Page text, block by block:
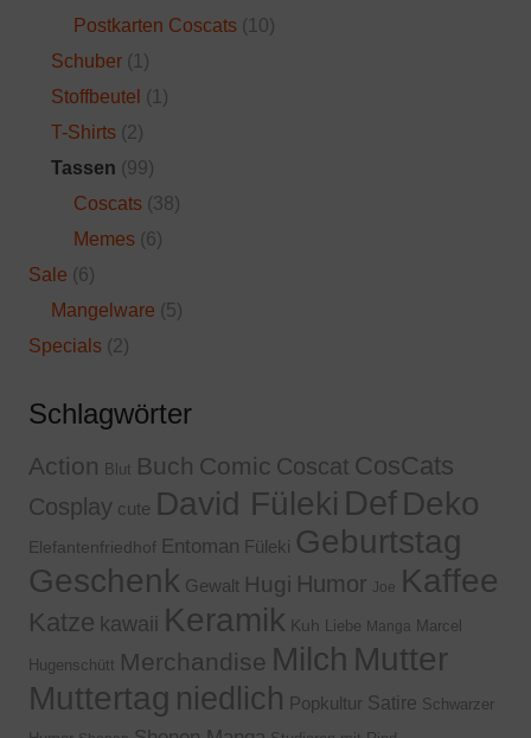
Postkarten Coscats (10)
Schuber (1)
Stoffbeutel (1)
T-Shirts (2)
Tassen (99)
Coscats (38)
Memes (6)
Sale (6)
Mangelware (5)
Specials (2)
Schlagwörter
Action Blut Buch Comic Coscat CosCats
Cosplay cute David Füleki Def Deko
Elefantenfriedhof Entoman Füleki Geburtstag
Geschenk Gewalt Hugi Humor Joe Kaffee
Katze kawaii Keramik Kuh Liebe Manga Marcel
Hugenschütt Merchandise Milch Mutter
Muttertag niedlich Popkultur Satire Schwarzer